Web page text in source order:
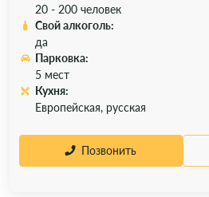
20 - 200 человек
Свой алкоголь:
да
Парковка:
5 мест
Кухня:
Европейская, русская
Позвонить